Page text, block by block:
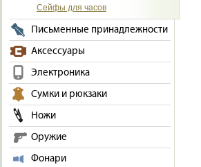
Сейфы для часов
Письменные принадлежности
Аксессуары
Электроника
Сумки и рюкзаки
Ножи
Оружие
Фонари